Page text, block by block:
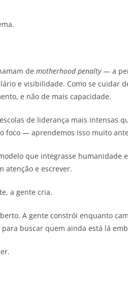
de motherhood penalty— a
e visibilidade. Como se cuidar
e não de mais capacidade.
de liderança mais intensas
foco — aprendemos isso muito
que integrasse humanidade
atenção e escrever.
a gente cria.
A gente constrói enquanto
buscar quem ainda está lá